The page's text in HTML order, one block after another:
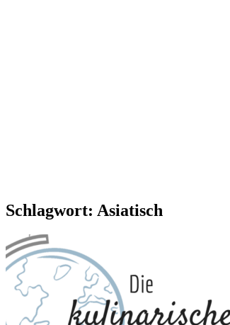
Schlagwort: Asiatisch